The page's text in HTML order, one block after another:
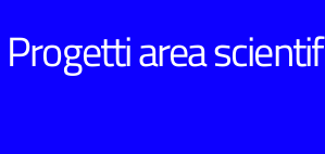
Progetti area